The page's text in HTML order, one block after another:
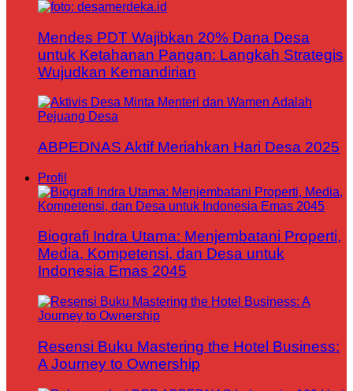
Mendes PDT Wajibkan 20% Dana Desa
untuk Ketahanan Pangan: Langkah Strategis
Wujudkan Kemandirian
ABPEDNAS Aktif Meriahkan Hari Desa 2025
Profil
Biografi Indra Utama: Menjembatani Properti,
Media, Kompetensi, dan Desa untuk
Indonesia Emas 2045
Resensi Buku Mastering the Hotel Business:
A Journey to Ownership